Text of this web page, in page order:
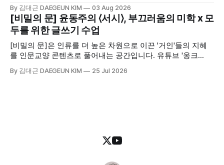
that capacity is the fork in the road that determines our
humanity.
By 김대근 DAEGEUN KIM 03 Aug 2026
[비밀의 문] 윤동주의 ⟨서시⟩, 부끄러움의 미학 x 모
두를 위한 글쓰기 수업
[비밀의 문]은 인류를 더 높은 차원으로 이끈 '거인'들의 지혜
를 인문교양 콘텐츠로 풀어내는 공간입니다. 유튜브 '옹크
설과 정리 노트로 여러분을 만납니다. [모두를 위한 글쓰기 수
By 김대근 DAEGEUN KIM 25 Jul 2026